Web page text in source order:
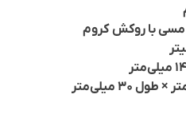
مسی با روکش کروم